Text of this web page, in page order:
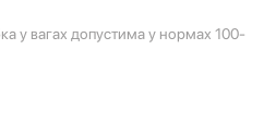
у вагах допустима у нормах 100-